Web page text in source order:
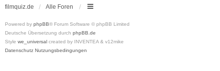
filmquiz.de Alle Foren
Powered by phpBB® Forum Software © phpBB Limited
Deutsche Übersetzung durch phpBB.de
Style we_universal created by INVENTEA & v12mike
Datenschutz Nutzungsbedingungen